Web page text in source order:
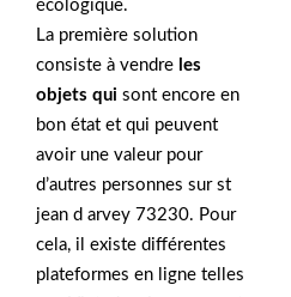
écologique.
La première solution
consiste à vendre les
objets qui sont encore en
bon état et qui peuvent
avoir une valeur pour
d’autres personnes sur st
jean d arvey 73230. Pour
cela, il existe différentes
plateformes en ligne telles